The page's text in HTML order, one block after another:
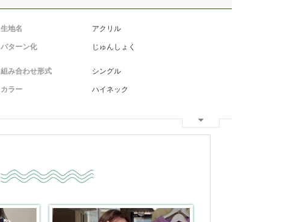
生地名 アクリル
パターン化 じゅんしょく
組み合わせ形式 シングル
カラー ハイネック